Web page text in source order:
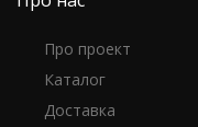
Про проект
Каталог
Доставка